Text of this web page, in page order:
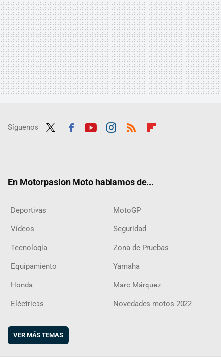
Síguenos
En Motorpasion Moto hablamos de...
Deportivas MotoGP
Vídeos Seguridad
Tecnología Zona de Pruebas
Equipamiento Yamaha
Honda Marc Márquez
Eléctricas Novedades motos 2022
VER MÁS TEMAS